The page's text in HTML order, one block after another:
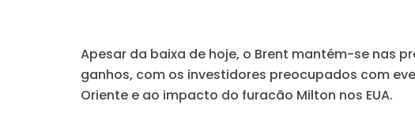
Apesar da baixa de hoje, o Brent mantém-se nas
ganhos, com os investidores preocupados com
Oriente e ao impacto do furacão Milton nos EUA.